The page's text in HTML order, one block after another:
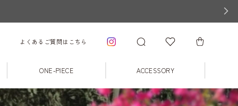
よくあるご質問はこちら
ONE-PIECE ACCESSORY